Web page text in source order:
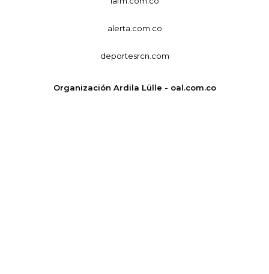
alerta.com.co
deportesrcn.com
Organización Ardila Lülle - oal.com.co